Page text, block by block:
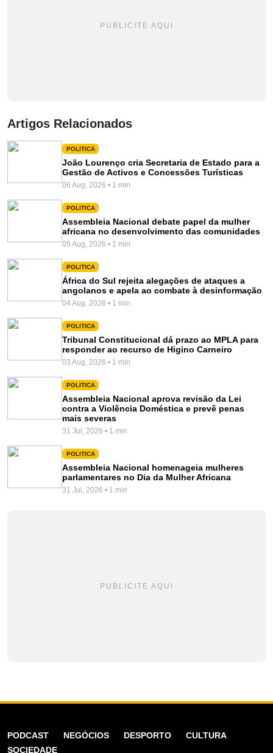
PUBLICITE AQUI
Artigos Relacionados
POLITICA
João Lourenço cria Secretaria de Estado para a
Gestão de Activos e Concessões Turísticas
06 Aug, 2026 • 1 min
POLITICA
Assembleia Nacional debate papel da mulher
africana no desenvolvimento das comunidades
05 Aug, 2026 • 1 min
POLITICA
África do Sul rejeita alegações de ataques a
angolanos e apela ao combate à desinformação
04 Aug, 2026 • 1 min
POLITICA
Tribunal Constitucional dá prazo ao MPLA para
responder ao recurso de Higino Carneiro
03 Aug, 2026 • 1 min
POLITICA
Assembleia Nacional aprova revisão da Lei
contra a Violência Doméstica e prevê penas
mais severas
31 Jul, 2026 • 1 min
POLITICA
Assembleia Nacional homenageia mulheres
parlamentares no Dia da Mulher Africana
31 Jul, 2026 • 1 min
PUBLICITE AQUI
PODCAST NEGÓCIOS DESPORTO
CULTURA
SOCIEDADE